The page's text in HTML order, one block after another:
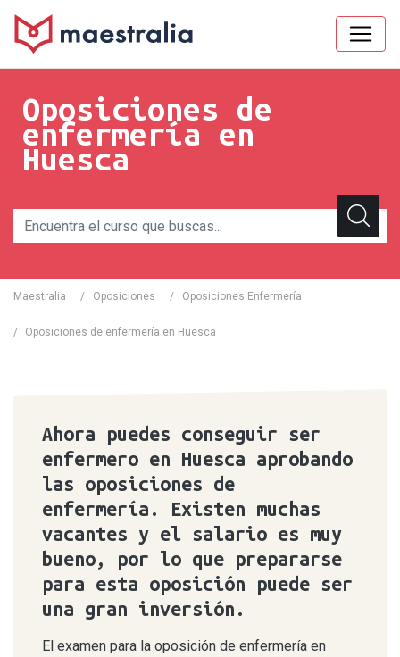
Oposiciones de
enfermería en
Huesca
Maestralia / Oposiciones / Oposiciones Enfermería
/ Oposiciones de enfermería en Huesca
Ahora puedes conseguir ser
enfermero en Huesca aprobando
las oposiciones de
enfermería. Existen muchas
vacantes y el salario es muy
bueno, por lo que prepararse
para esta oposición puede ser
una gran inversión.
El examen para la oposición de enfermería en